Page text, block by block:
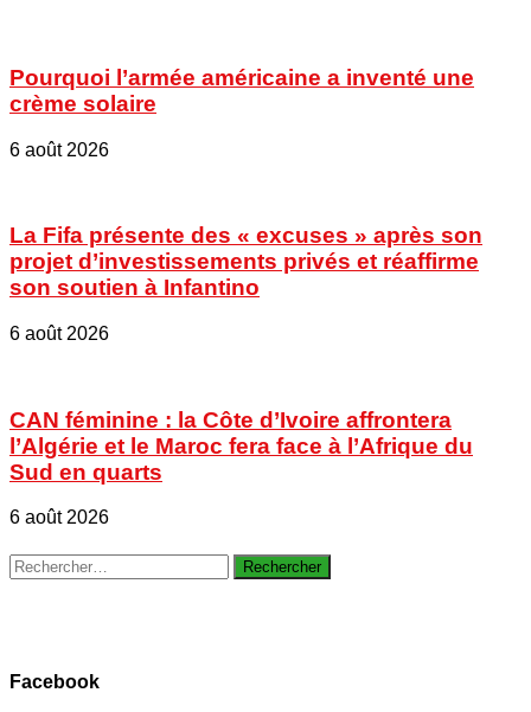
Pourquoi l’armée américaine a inventé une
crème solaire
6 août 2026
La Fifa présente des « excuses » après son
projet d’investissements privés et réaffirme
son soutien à Infantino
6 août 2026
CAN féminine : la Côte d’Ivoire affrontera
l’Algérie et le Maroc fera face à l’Afrique du
Sud en quarts
6 août 2026
Rechercher :
Facebook